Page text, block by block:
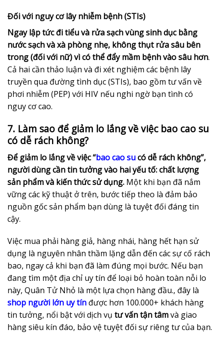
Đối với nguy cơ lây nhiễm bệnh (STIs)
Ngay lập tức đi tiểu và rửa sạch vùng sinh dục bằng
nước sạch và xà phòng nhẹ, không thụt rửa sâu bên
trong (đối với nữ) vì có thể đẩy mầm bệnh vào sâu hơn.
Cả hai cần thảo luận và đi xét nghiệm các bệnh lây
truyền qua đường tình dục (STIs), bao gồm tư vấn về
phơi nhiễm (PEP) với HIV nếu nghi ngờ bạn tình có
nguy cơ cao.
7. Làm sao để giảm lo lắng về việc bao cao su
có dễ rách không?
Để giảm lo lắng về việc “bao cao sucó dễ rách không”,
người dùng cần tin tưởng vào hai yếu tố: chất lượng
sản phẩm và kiến thức sử dụng. Một khi bạn đã nắm
vững các kỹ thuật ở trên, bước tiếp theo là đảm bảo
nguồn gốc sản phẩm bạn dùng là tuyệt đối đáng tin
cậy.
Việc mua phải hàng giả, hàng nhái, hàng hết hạn sử
dụng là nguyên nhân thầm lặng dẫn đến các sự cố rách
bao, ngay cả khi bạn đã làm đúng mọi bước. Nếu bạn
đang tìm một địa chỉ uy tín để loại bỏ hoàn toàn nỗi lo
này, Quân Tử Nhỏ là một lựa chọn hàng đầu., đây là
shop người lớn uy tín được hơn 100.000+ khách hàng
tin tưởng, nổi bật với dịch vụ tư vấn tận tâmvà giao
hàng siêu kín đáo, bảo vệ tuyệt đối sự riêng tư của bạn.